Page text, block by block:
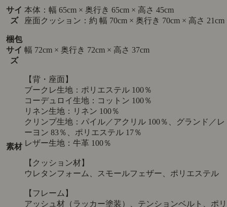
サイ
ズ
本体：幅 65cm × 奥行き 65cm × 高さ 45cm
座面クッション：約 幅 70cm × 奥行き 70cm × 高さ 21cm
梱包
サイ
ズ
幅 72cm × 奥行き 72cm × 高さ 37cm
素材
【背・座面】
ブークレ生地：ポリエステル 100％
コーデュロイ生地：コットン 100％
リネン生地：リネン 100％
クリンプ生地：パイル／アクリル 100％、グランド／レ
ーヨン 83％、ポリエステル 17％
レザー生地：牛革 100％
【クッション材】
ウレタンフォーム、スモールフェザー、ポリエステル
【フレーム】
アッシュ材（ラッカー塗装）、テンションベルト、ポリ